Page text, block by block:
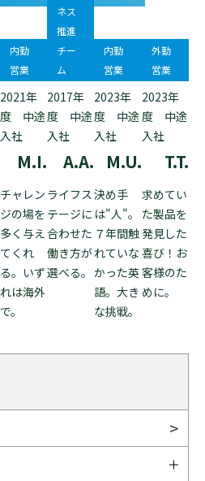
内勤
営業
2021年
度 中途
入社
M.I.
チャレン
ジの場を
多く与え
てくれ
る。いず
れは海外
で。
ネス
推進
チー
ム
2017年
度 中途
入社
A.A.
ライフス
テージに
合わせた
働き方が
選べる。
内勤
営業
2023年
度 中途
入社
M.U.
決め手
は"人"。
７年間触
れていな
かった英
語。大き
な挑戦。
外勤
営業
2023年
度 中途
入社
T.T.
求めてい
た製品を
発見した
喜び！お
客様のた
めに。